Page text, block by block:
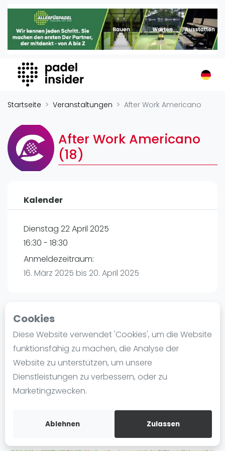
Cookies
Diese Website verwendet 'Cookies', um die Website
funktionsfähig zu machen, die Analyse der
Website zu unterstützen, um unsere
Dienstleistungen zu verbessern, oder zu
Marketingzwecken.
Ablehnen Zulassen
Padel Insider
Home
Organisationen
Buchungssysteme
Padel-Shops
Padelplatzbauer
Verschiedenes
Veranstaltungen
International
Ranking
Männer
Frauen
Blog
Die Geschichte von Padel
Regeln und Punktzählung
Padel Schläge
Video
Startseite Veranstaltungen After Work Americano
After Work Americano
(18)
Kalender
Dienstag 22 April 2025
16:30 - 18:30
Anmeldezeitraum:
16. März 2025 bis 20. April 2025
Playtomic
PadelCity Fürth | Fürth
Am Schallerseck 33
90765Fürth
Routebeschrijving